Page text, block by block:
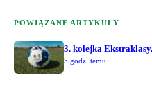
POWIĄZANE ARTYKUŁY
3. kolejka
5 godz. temu